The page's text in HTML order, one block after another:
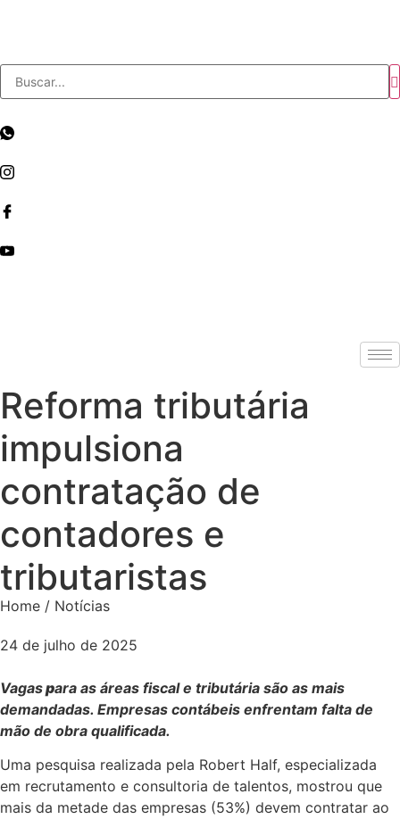
Reforma tributária
impulsiona
contratação de
contadores e
tributaristas
Home / Notícias
24 de julho de 2025
Vagaspara as áreas fiscal e tributária são as mais
demandadas. Empresas contábeis enfrentam falta de
mão de obra qualificada.
Uma pesquisa realizada pela Robert Half, especializada
em recrutamento e consultoria de talentos, mostrou que
mais da metade das empresas (53%) devem contratar ao